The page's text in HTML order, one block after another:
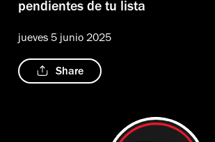
pendientes de tu lista
jueves 5 junio 2025
Share